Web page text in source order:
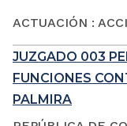
ACTUACIÓN :
JUZGADO 003
FUNCIONES
PALMIRA